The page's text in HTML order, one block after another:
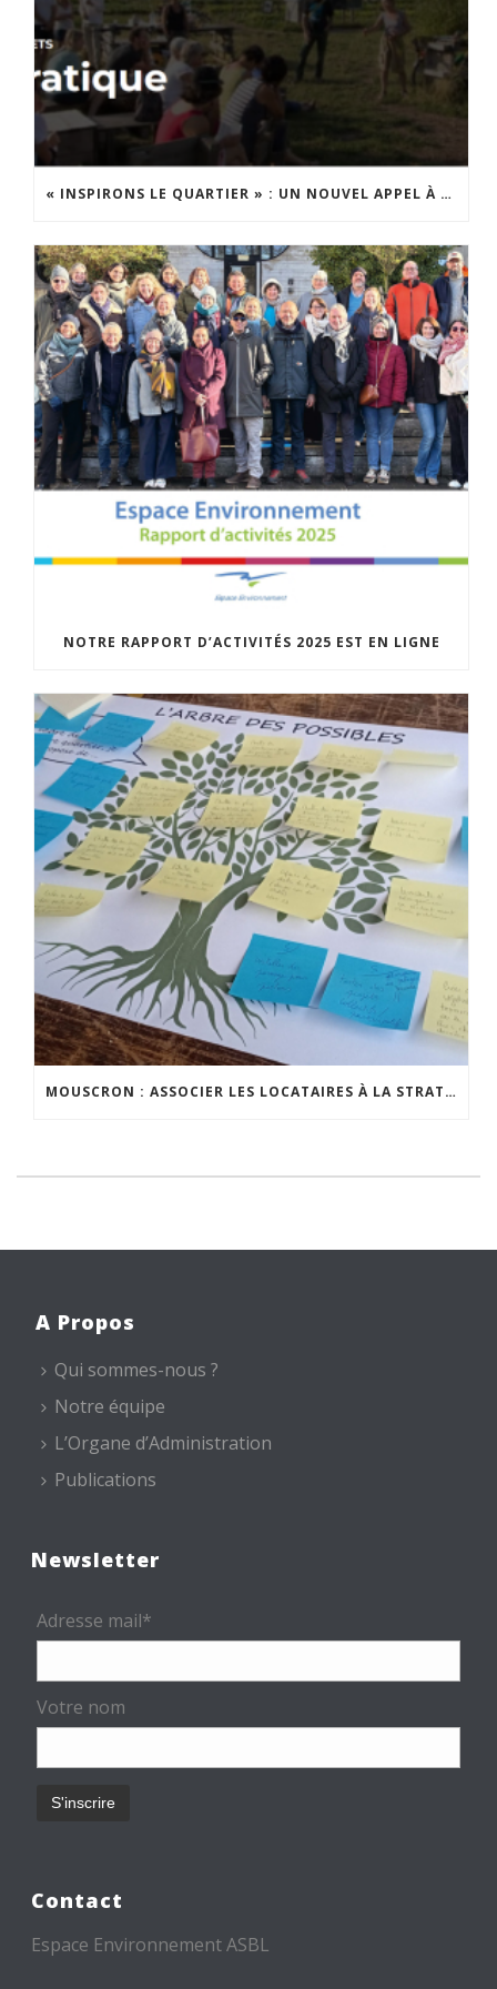
« INSPIRONS LE QUARTIER » : UN NOUVEL APPEL À PROJETS EST LANCÉ !
NOTRE RAPPORT D’ACTIVITÉS 2025 EST EN LIGNE
MOUSCRON : ASSOCIER LES LOCATAIRES À LA STRATÉGIE DE PROPRETÉ PUBLIQUE
A Propos
Qui sommes-nous ?
Notre équipe
L’Organe d’Administration
Publications
Newsletter
Adresse mail*
Votre nom
Contact
Espace Environnement ASBL